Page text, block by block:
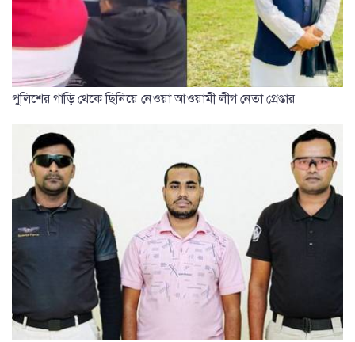
পুলিশের গাড়ি থেকে ছিনিয়ে নেওয়া আওয়ামী লীগ নেতা গ্রেপ্তার